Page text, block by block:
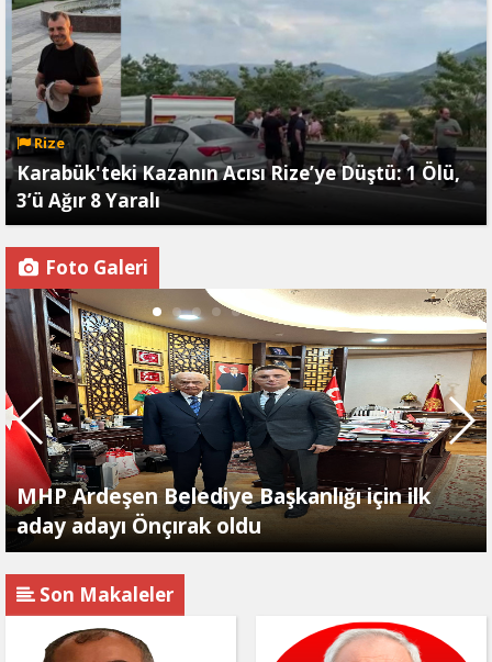
Rize
Karabük'teki Kazanın Acısı Rize’ye Düştü: 1 Ölü,
3’ü Ağır 8 Yaralı
Foto Galeri
MHP Ardeşen Belediye Başkanlığı için ilk
aday adayı Önçırak oldu
Son Makaleler